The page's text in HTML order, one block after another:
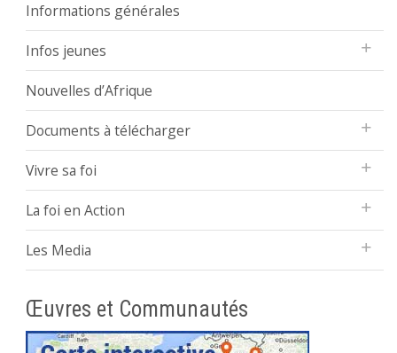
Informations générales
Infos jeunes
Nouvelles d’Afrique
Documents à télécharger
Vivre sa foi
La foi en Action
Les Media
Œuvres et Communautés